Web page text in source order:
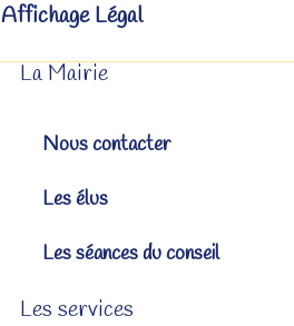
Affichage Légal
La Mairie
Nous contacter
Les élus
Les séances du conseil
Les services